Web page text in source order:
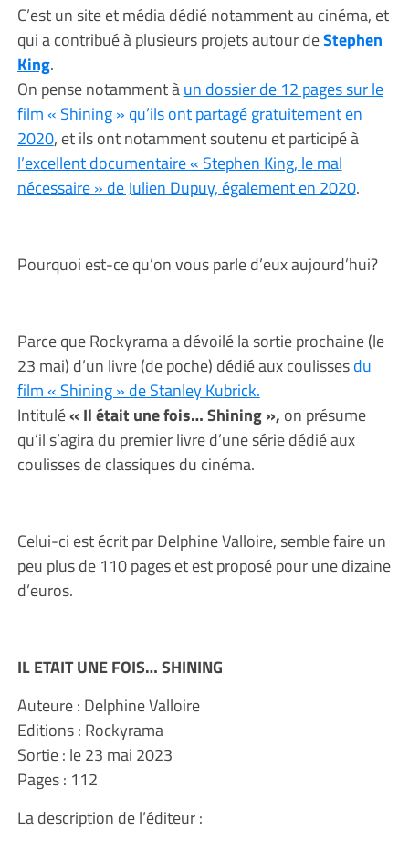
C’est un site et média dédié notamment au cinéma, et
qui a contribué à plusieurs projets autour deStephen
King.
On pense notamment àun dossier de 12 pages sur le
film « Shining » qu’ils ont partagé gratuitement en
2020, et ils ont notamment soutenu et participé à
l’excellent documentaire « Stephen King, le mal
nécessaire » de Julien Dupuy, également en 2020.
Pourquoi est-ce qu’on vous parle d’eux aujourd’hui?
Parce que Rockyrama a dévoilé la sortie prochaine (le
23 mai) d’un livre (de poche) dédié aux coulissesdu
film « Shining » de Stanley Kubrick.
Intitulé« Il était une fois… Shining », on présume
qu’il s’agira du premier livre d’une série dédié aux
coulisses de classiques du cinéma.
Celui-ci est écrit par Delphine Valloire, semble faire un
peu plus de 110 pages et est proposé pour une dizaine
d’euros.
IL ETAIT UNE FOIS… SHINING
Auteure : Delphine Valloire
Editions : Rockyrama
Sortie : le 23 mai 2023
Pages : 112
La description de l’éditeur :